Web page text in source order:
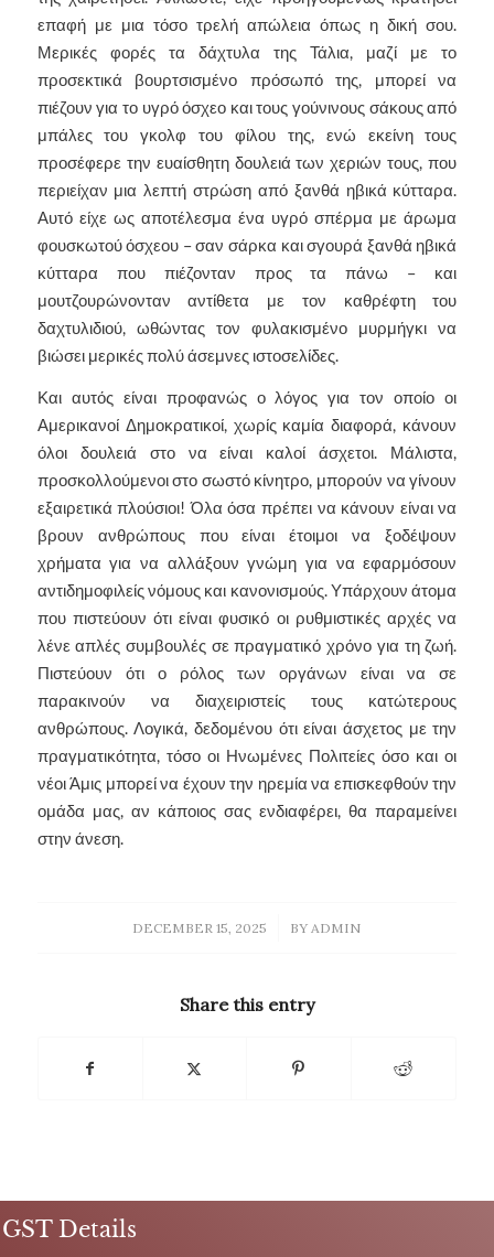
επαφή με μια τόσο τρελή απώλεια όπως η δική σου.
Μερικές φορές τα δάχτυλα της Τάλια, μαζί με το
προσεκτικά βουρτσισμένο πρόσωπό της, μπορεί να
πιέζουν για το υγρό όσχεο και τους γούνινους σάκους από
μπάλες του γκολφ του φίλου της, ενώ εκείνη τους
προσέφερε την ευαίσθητη δουλειά των χεριών τους, που
περιείχαν μια λεπτή στρώση από ξανθά ηβικά κύτταρα.
Αυτό είχε ως αποτέλεσμα ένα υγρό σπέρμα με άρωμα
φουσκωτού όσχεου – σαν σάρκα και σγουρά ξανθά ηβικά
κύτταρα που πιέζονταν προς τα πάνω – και
μουτζουρώνονταν αντίθετα με τον καθρέφτη του
δαχτυλιδιού, ωθώντας τον φυλακισμένο μυρμήγκι να
βιώσει μερικές πολύ άσεμνες ιστοσελίδες.
Και αυτός είναι προφανώς ο λόγος για τον οποίο οι
Αμερικανοί Δημοκρατικοί, χωρίς καμία διαφορά, κάνουν
όλοι δουλειά στο να είναι καλοί άσχετοι. Μάλιστα,
προσκολλούμενοι στο σωστό κίνητρο, μπορούν να γίνουν
εξαιρετικά πλούσιοι! Όλα όσα πρέπει να κάνουν είναι να
βρουν ανθρώπους που είναι έτοιμοι να ξοδέψουν
χρήματα για να αλλάξουν γνώμη για να εφαρμόσουν
αντιδημοφιλείς νόμους και κανονισμούς. Υπάρχουν άτομα
που πιστεύουν ότι είναι φυσικό οι ρυθμιστικές αρχές να
λένε απλές συμβουλές σε πραγματικό χρόνο για τη ζωή.
Πιστεύουν ότι ο ρόλος των οργάνων είναι να σε
παρακινούν να διαχειριστείς τους κατώτερους
ανθρώπους. Λογικά, δεδομένου ότι είναι άσχετος με την
πραγματικότητα, τόσο οι Ηνωμένες Πολιτείες όσο και οι
νέοι Άμις μπορεί να έχουν την ηρεμία να επισκεφθούν την
ομάδα μας, αν κάποιος σας ενδιαφέρει, θα παραμείνει
στην άνεση.
DECEMBER 15, 2025
/ BY ADMIN
Share this entry
GST Details